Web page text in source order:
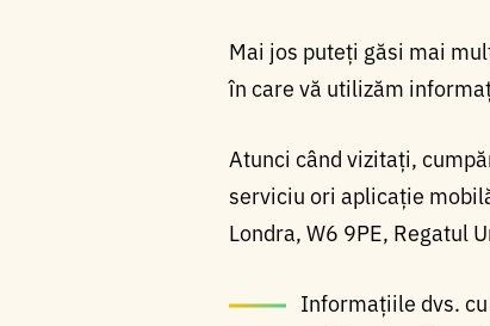
Mai jos puteți găsi mai
în care vă utilizăm
Atunci când vizitați,
serviciu ori aplicație
Londra, W6 9PE, Regatul
Informațiile dvs.